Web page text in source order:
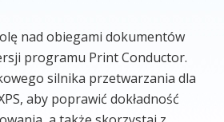
nad obiegami dokumentów
programu Print Conductor.
silnika przetwarzania dla
aby poprawić dokładność